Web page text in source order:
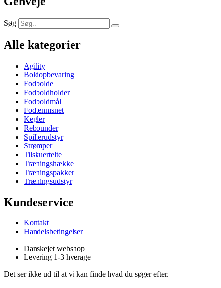
Søg
Alle kategorier
Agility
Boldopbevaring
Fodbolde
Fodboldholder
Fodboldmål
Fodtennisnet
Kegler
Rebounder
Spillerudstyr
Strømper
Tilskuertelte
Træningshække
Træningspakker
Træningsudstyr
Kundeservice
Kontakt
Handelsbetingelser
Danskejet webshop
Levering 1-3 hverage
Det ser ikke ud til at vi kan finde hvad du søger efter.